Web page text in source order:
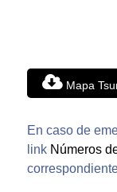
Mapa
En caso de
link Números